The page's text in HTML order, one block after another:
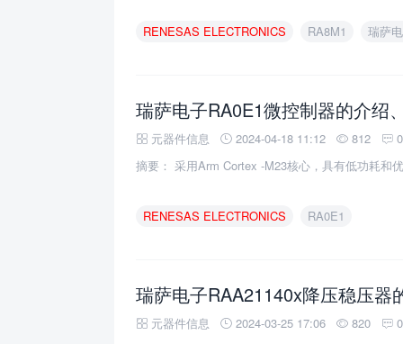
RENESAS ELECTRONICS RA8M1 瑞萨
瑞萨电子RA0E1微控制器的介绍
元器件信息 2024-04-18 11:12 812
摘要： 采用Arm Cortex -M23核心，具有低功耗和
RENESAS ELECTRONICS RA0E1
瑞萨电子RAA21140x降压稳压器
元器件信息 2024-03-25 17:06 820